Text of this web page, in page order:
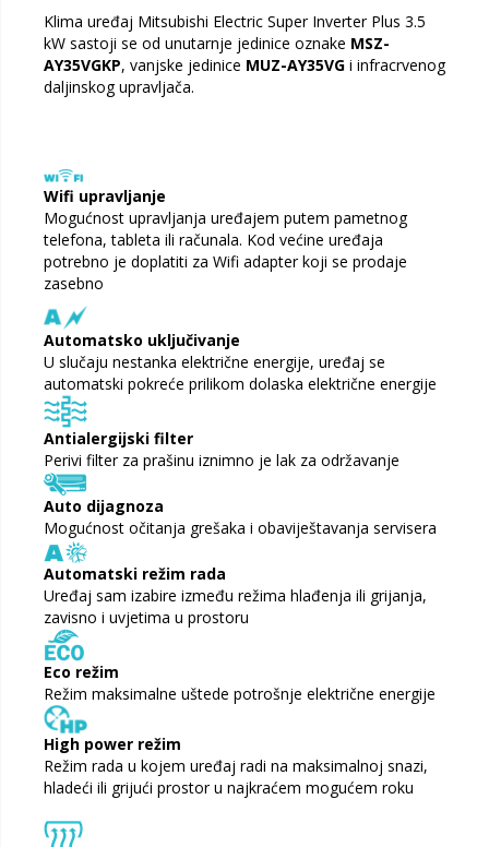
Klima uređaj Mitsubishi Electric Super Inverter Plus 3.5
kW sastoji se od unutarnje jedinice oznake MSZ-
AY35VGKP, vanjske jedinice MUZ-AY35VG i infracrvenog
daljinskog upravljača.
Wifi upravljanje
Mogućnost upravljanja uređajem putem pametnog
telefona, tableta ili računala. Kod većine uređaja
potrebno je doplatiti za Wifi adapter koji se prodaje
zasebno
Automatsko uključivanje
U slučaju nestanka električne energije, uređaj se
automatski pokreće prilikom dolaska električne energije
Antialergijski filter
Perivi filter za prašinu iznimno je lak za održavanje
Auto dijagnoza
Mogućnost očitanja grešaka i obaviještavanja servisera
Automatski režim rada
Uređaj sam izabire između režima hlađenja ili grijanja,
zavisno i uvjetima u prostoru
Eco režim
Režim maksimalne uštede potrošnje električne energije
High power režim
Režim rada u kojem uređaj radi na maksimalnoj snazi,
hladeći ili grijući prostor u najkraćem mogućem roku